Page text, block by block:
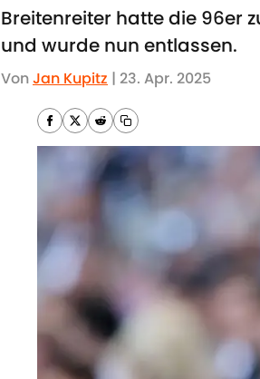
Breitenreiter hatte die 96er
und wurde nun entlassen.
VonJan Kupitz | 23. Apr. 2025